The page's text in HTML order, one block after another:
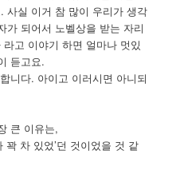
사실 이거 참 많이 우리가 생각
가 되어서 노벨상을 받는 자리
고 이야기 하면 얼마나 멋있
듣고요.
니다. 아이고 이러시면 아니되
큰 이유는,
꽉 차 있었’던 것이었을 것 같